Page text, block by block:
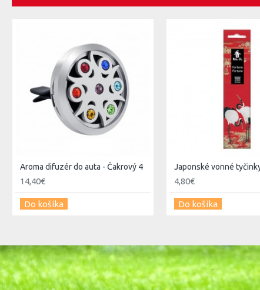
Aroma difuzér do auta - Čakrový 4
14,40€
Do košíka
4,80€
Do košíka